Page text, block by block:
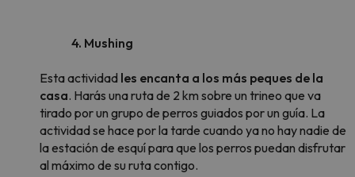
4. Mushing
Esta actividad les encanta a los más peques de la
casa. Harás una ruta de 2 km sobre un trineo que va
tirado por un grupo de perros guiados por un guía. La
actividad se hace por la tarde cuando ya no hay nadie de
la estación de esquí para que los perros puedan disfrutar
al máximo de su ruta contigo.